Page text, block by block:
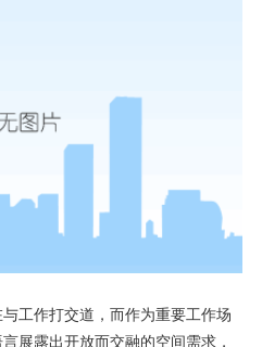
工作打交道，而作为重要工作场
展露出开放而交融的空间需求，